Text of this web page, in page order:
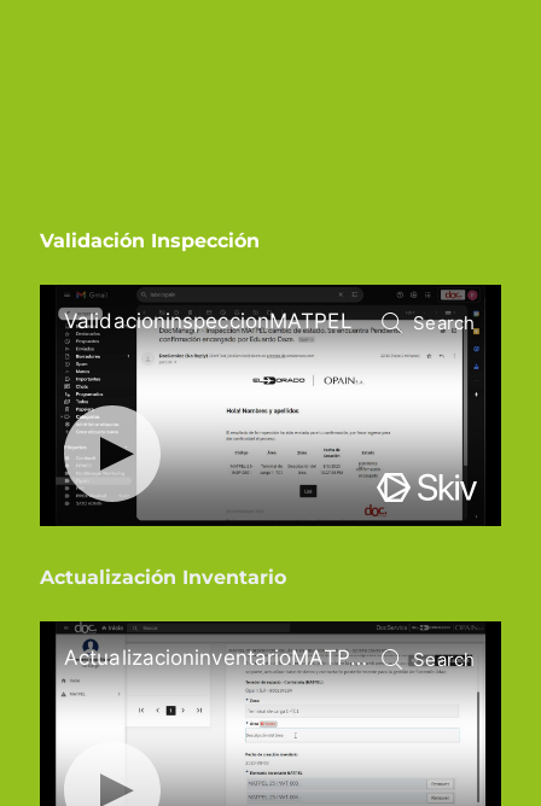
Validación Inspección
Actualización Inventario